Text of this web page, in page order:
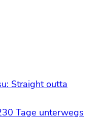
Straight outta
Tage unterwegs